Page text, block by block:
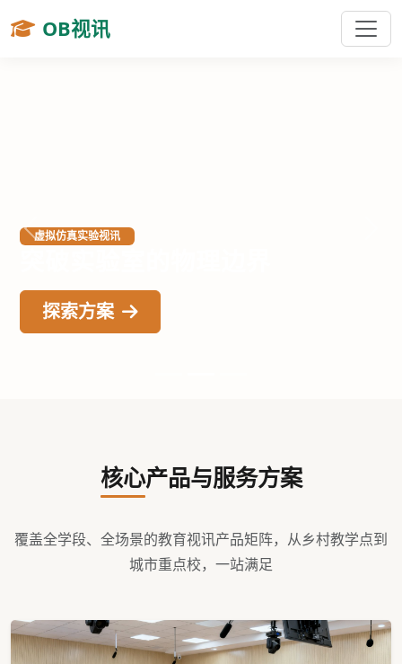
OB视讯
虚拟仿真实验视讯
探索方案
上一张
核心产品与服务方案
覆盖全学段、全场景的教育视讯产品矩阵，从乡村教学点到
城市重点校，一站满足